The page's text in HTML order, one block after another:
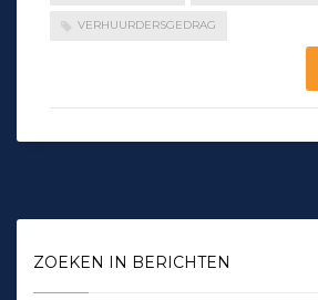
VERHUURDERSGEDRAG
ZOEKEN IN BERICHTEN